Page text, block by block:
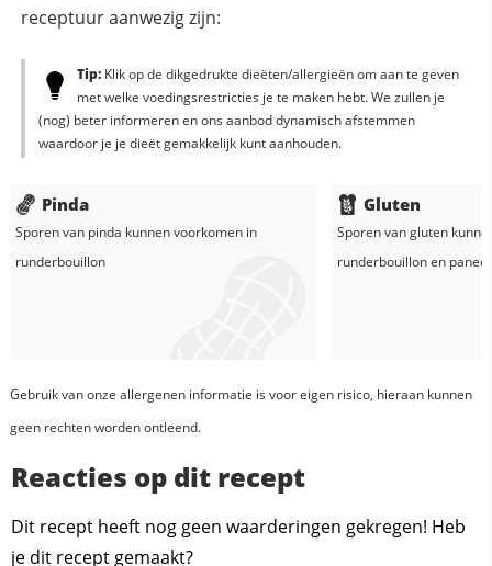
receptuur aanwezig zijn:
Tip:Klik op de dikgedrukte dieëten/allergieën om aan te geven
met welke voedingsrestricties je te maken hebt. We zullen je
(nog) beter informeren en ons aanbod dynamisch afstemmen
waardoor je je dieët gemakkelijk kunt aanhouden.
Pinda
Sporen van pinda kunnen voorkomen in
runderbouillon
Gluten
Sporen van gluten
runderbouillonen
Gebruik van onze allergenen informatie is voor eigen risico, hieraan kunnen
geen rechten worden ontleend.
Reacties op dit recept
Dit recept heeft nog geen waarderingen gekregen! Heb
je dit recept gemaakt?